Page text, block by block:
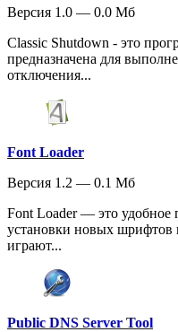
Версия 1.0 — 0.0 Мб
Classic Shutdown - это
предназначена для
отключения...
Font Loader
Версия 1.2 — 0.1 Мб
Font Loader — это удобное
установки новых
играют...
Public DNS Server Tool